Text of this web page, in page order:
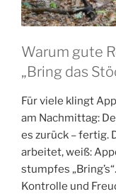
Warum gute
„Bring das
Für viele klingt
am Nachmittag:
es zurück – fertig.
arbeitet, weiß:
stumpfes
Kontrolle und